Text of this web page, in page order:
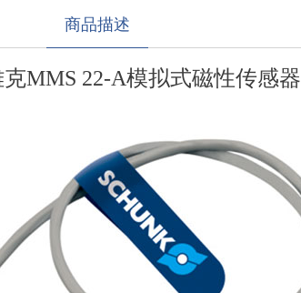
商品描述
克MMS 22-A模拟式磁性传感器